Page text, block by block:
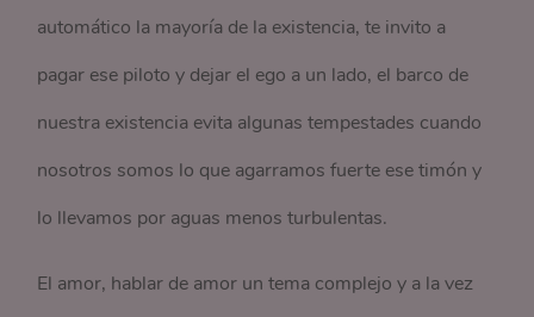
automático la mayoría de la existencia, te invito a
pagar ese piloto y dejar el ego a un lado, el barco de
nuestra existencia evita algunas tempestades cuando
nosotros somos lo que agarramos fuerte ese timón y
lo llevamos por aguas menos turbulentas.
El amor, hablar de amor un tema complejo y a la vez